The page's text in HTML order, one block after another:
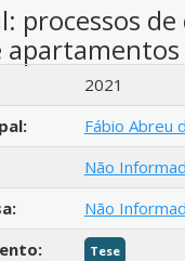
processos
2021
Fábio Abreu
Não
Não
Tese